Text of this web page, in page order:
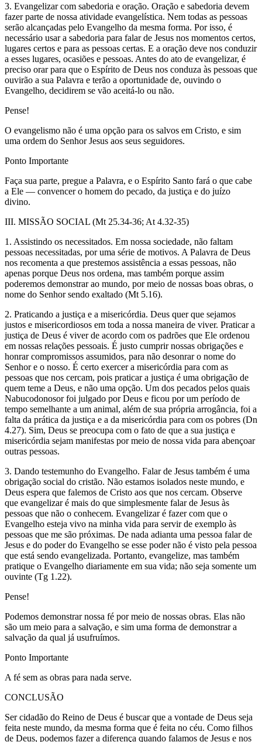
3. Evangelizar com sabedoria e oração. Oração e sabedoria devem
fazer parte de nossa atividade evangelística. Nem todas as pessoas
serão alcançadas pelo Evangelho da mesma forma. Por isso, é
necessário usar a sabedoria para falar de Jesus nos momentos certos,
lugares certos e para as pessoas certas. E a oração deve nos conduzir
a esses lugares, ocasiões e pessoas. Antes do ato de evangelizar, é
preciso orar para que o Espírito de Deus nos conduza às pessoas que
ouvirão a sua Palavra e terão a oportunidade de, ouvindo o
Evangelho, decidirem se vão aceitá-lo ou não.
Pense!
O evangelismo não é uma opção para os salvos em Cristo, e sim
uma ordem do Senhor Jesus aos seus seguidores.
Ponto Importante
Faça sua parte, pregue a Palavra, e o Espírito Santo fará o que cabe
a Ele — convencer o homem do pecado, da justiça e do juízo
divino.
III. MISSÃO SOCIAL (Mt 25.34-36; At 4.32-35)
1. Assistindo os necessitados. Em nossa sociedade, não faltam
pessoas necessitadas, por uma série de motivos. A Palavra de Deus
nos recomenta a que prestemos assistência a essas pessoas, não
apenas porque Deus nos ordena, mas também porque assim
poderemos demonstrar ao mundo, por meio de nossas boas obras, o
nome do Senhor sendo exaltado (Mt 5.16).
2. Praticando a justiça e a misericórdia. Deus quer que sejamos
justos e misericordiosos em toda a nossa maneira de viver. Praticar a
justiça de Deus é viver de acordo com os padrões que Ele ordenou
em nossas relações pessoais. É justo cumprir nossas obrigações e
honrar compromissos assumidos, para não desonrar o nome do
Senhor e o nosso. É certo exercer a misericórdia para com as
pessoas que nos cercam, pois praticar a justiça é uma obrigação de
quem teme a Deus, e não uma opção. Um dos pecados pelos quais
Nabucodonosor foi julgado por Deus e ficou por um período de
tempo semelhante a um animal, além de sua própria arrogância, foi a
falta da prática da justiça e a da misericórdia para com os pobres (Dn
4.27). Sim, Deus se preocupa com o fato de que a sua justiça e
misericórdia sejam manifestas por meio de nossa vida para abençoar
outras pessoas.
3. Dando testemunho do Evangelho. Falar de Jesus também é uma
obrigação social do cristão. Não estamos isolados neste mundo, e
Deus espera que falemos de Cristo aos que nos cercam. Observe
que evangelizar é mais do que simplesmente falar de Jesus às
pessoas que não o conhecem. Evangelizar é fazer com que o
Evangelho esteja vivo na minha vida para servir de exemplo às
pessoas que me são próximas. De nada adianta uma pessoa falar de
Jesus e do poder do Evangelho se esse poder não é visto pela pessoa
que está sendo evangelizada. Portanto, evangelize, mas também
pratique o Evangelho diariamente em sua vida; não seja somente um
ouvinte (Tg 1.22).
Pense!
Podemos demonstrar nossa fé por meio de nossas obras. Elas não
são um meio para a salvação, e sim uma forma de demonstrar a
salvação da qual já usufruímos.
Ponto Importante
A fé sem as obras para nada serve.
CONCLUSÃO
Ser cidadão do Reino de Deus é buscar que a vontade de Deus seja
feita neste mundo, da mesma forma que é feita no céu. Como filhos
de Deus, podemos fazer a diferença quando falamos de Jesus e nos